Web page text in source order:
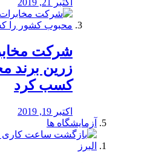
اکتبر 21, 2019
شرکت
زرین برند
کسب کرد
اکتبر 19, 2019
آزمایشگاه ها